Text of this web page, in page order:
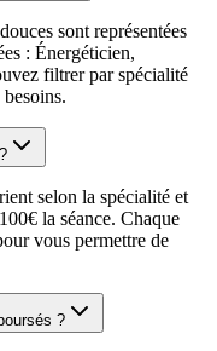
sont représentées
: Énergéticien,
filtrer par spécialité
selon la spécialité et
la séance. Chaque
vous permettre de
?